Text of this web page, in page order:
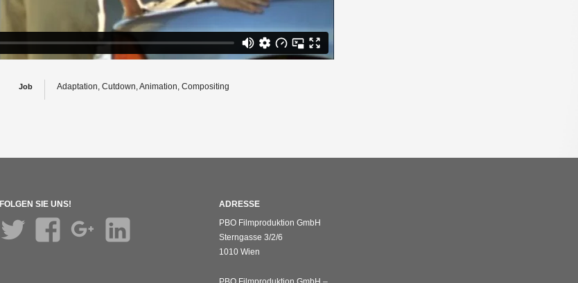
Job Adaptation, Cutdown, Animation, Compositing
FOLGEN SIE UNS!
Twitter
Facebook Google+ LinkedIn
ADRESSE
PBO Filmproduktion GmbH
Sterngasse 3/2/6
1010 Wien